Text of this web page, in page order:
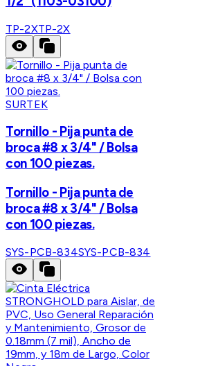
TP-2XTP-2X
SURTEK
Tornillo - Pija punta de
broca #8 x 3/4" / Bolsa
con 100 piezas.
Tornillo - Pija punta de
broca #8 x 3/4" / Bolsa
con 100 piezas.
SYS-PCB-834SYS-PCB-834